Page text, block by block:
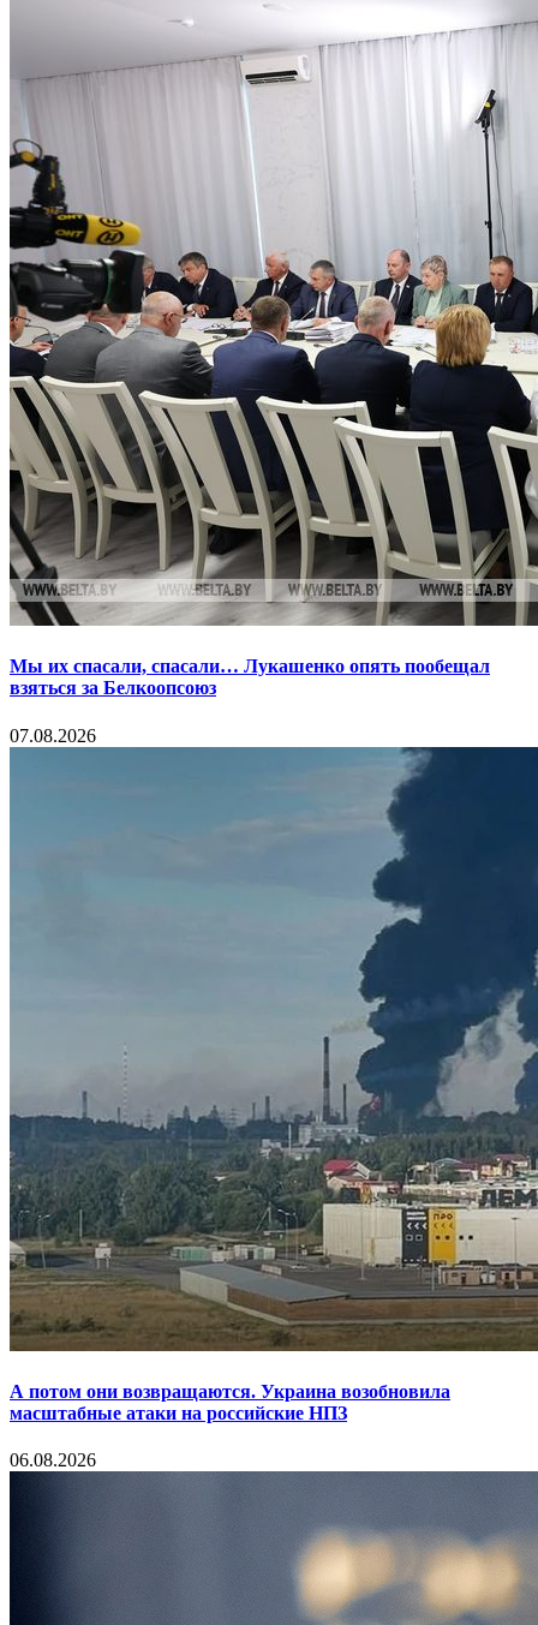
Мы их спасали, спасали… Лукашенко опять пообещал
взяться за Белкоопсоюз
07.08.2026
А потом они возвращаются. Украина возобновила
масштабные атаки на российские НПЗ
06.08.2026